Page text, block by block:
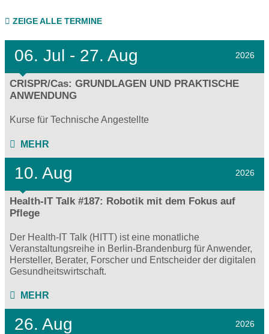
ZEIGE ALLE TERMINE
06. Jul - 27. Aug 2026
CRISPR/Cas: GRUNDLAGEN UND PRAKTISCHE
ANWENDUNG
Kurse für Technische Angestellte
MEHR
10. Aug 2026
Health-IT Talk #187: Robotik mit dem Fokus auf
Pflege
Der Health-IT Talk (HITT) ist eine monatliche
Veranstaltungsreihe in Berlin-Brandenburg für Anwender,
Hersteller, Berater, Forscher und Entscheider der digitalen
Gesundheitswirtschaft.
MEHR
26. Aug 2026